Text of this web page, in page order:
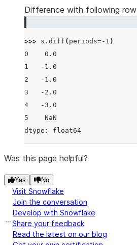
Difference with following row
>>> s . diff ( periods=- 1 )
0    0.0
1   -1.0
2   -1.0
3   -2.0
4   -3.0
5    NaN
dtype: float64
Was this page helpful?
Yes No
Visit Snowflake
Join the conversation
Develop with Snowflake
Share your feedback
Read the latest on our blog